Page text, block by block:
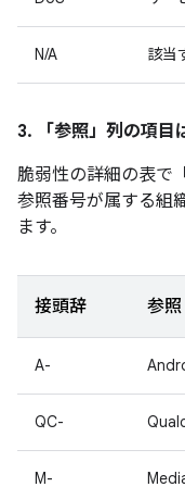
N/A 該当
3. 「参照」 列の項目
脆弱性の詳細の表で
参照番号が属する組
ます。
接頭辞 参照
A-
QC-
M-